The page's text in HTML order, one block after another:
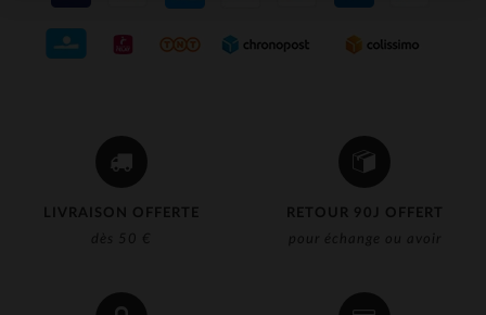
LIVRAISON OFFERTE
dès 50 €
RETOUR 90J OFFERT
pour échange ou avoir